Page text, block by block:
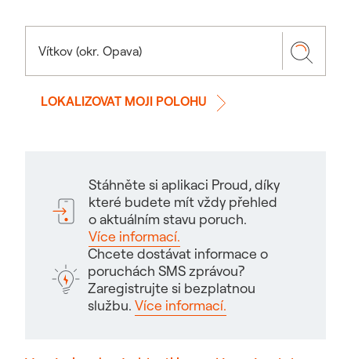
LOKALIZOVAT MOJI POLOHU
Stáhněte si aplikaci Proud, díky
které budete mít vždy přehled
o aktuálním stavu poruch.
Více informací.
Chcete dostávat informace o
poruchách SMS zprávou?
Zaregistrujte si bezplatnou
službu. Více informací.